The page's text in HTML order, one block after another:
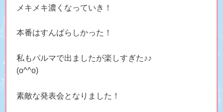
メキメキ濃くなっていき！
本番はすんばらしかった！
私もパルマで出ましたが楽しすぎた♪♪
(o^^o)
素敵な発表会となりました！